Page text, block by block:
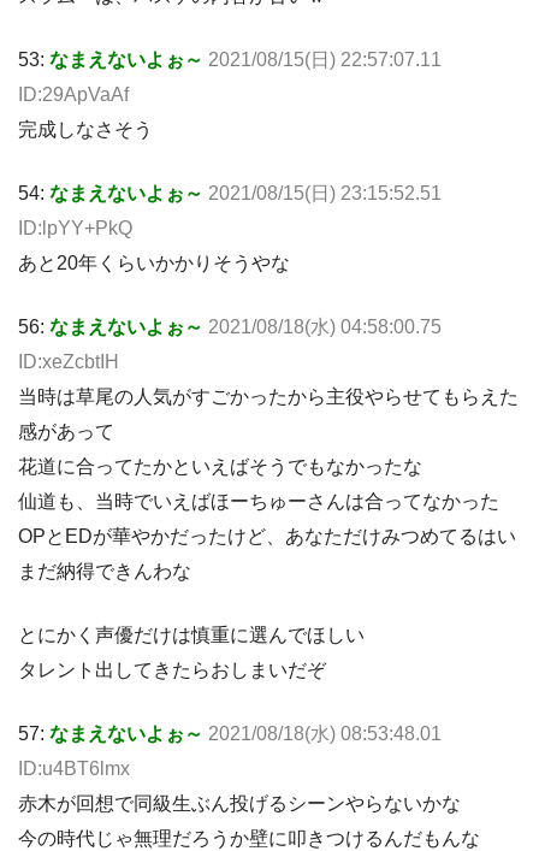
53: なまえないよぉ～ 2021/08/15(日) 22:57:07.11
ID:29ApVaAf
完成しなさそう
54: なまえないよぉ～ 2021/08/15(日) 23:15:52.51
ID:lpYY+PkQ
あと20年くらいかかりそうやな
56: なまえないよぉ～ 2021/08/18(水) 04:58:00.75
ID:xeZcbtIH
当時は草尾の人気がすごかったから主役やらせてもらえた
感があって
花道に合ってたかといえばそうでもなかったな
仙道も、当時でいえばほーちゅーさんは合ってなかった
OPとEDが華やかだったけど、あなただけみつめてるはい
まだ納得できんわな
とにかく声優だけは慎重に選んでほしい
タレント出してきたらおしまいだぞ
57: なまえないよぉ～ 2021/08/18(水) 08:53:48.01
ID:u4BT6lmx
赤木が回想で同級生ぶん投げるシーンやらないかな
今の時代じゃ無理だろうか壁に叩きつけるんだもんな